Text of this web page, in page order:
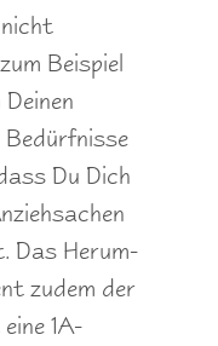
nicht
Beispiel
Bedürfnisse
Du Dich
Das Herum-
zudem der
1A-